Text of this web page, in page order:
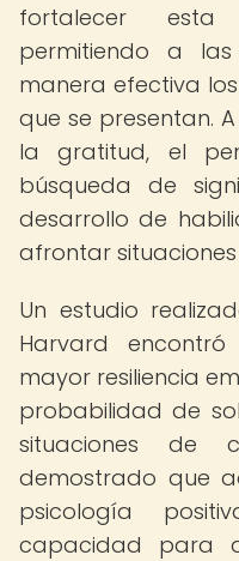
fortalecer esta
permitiendo a
manera efectiva
que se presentan.
la gratitud, el
búsqueda de
desarrollo de
afrontar
Un estudio
Harvard
mayor resiliencia
probabilidad de
situaciones de
demostrado que
psicología
capacidad para